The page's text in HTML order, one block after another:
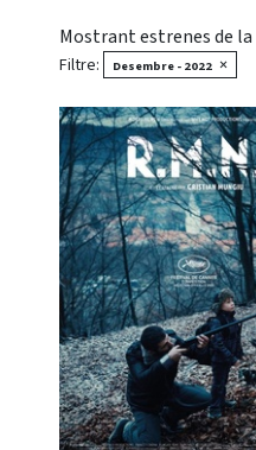
Mostrant estrenes de la
Filtre: Desembre - 2022 ×